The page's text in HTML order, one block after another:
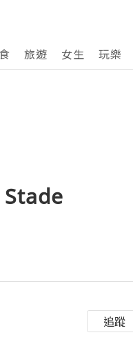
旅遊 女生 玩樂
追蹤